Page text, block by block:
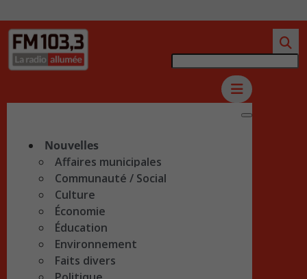
Nouvelles
Affaires municipales
Communauté / Social
Culture
Économie
Éducation
Environnement
Faits divers